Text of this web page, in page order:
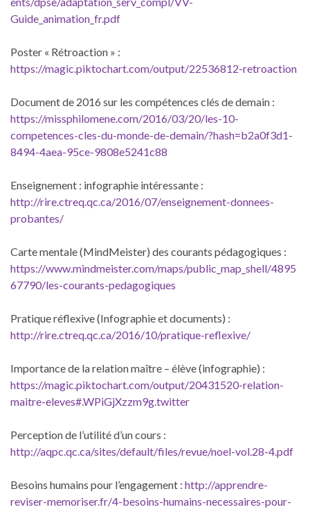
Guide_animation_fr.pdf
Poster « Rétroaction » :
https://magic.piktochart.com/output/22536812-retroaction
Document de 2016 sur les compétences clés de demain :
https://missphilomene.com/2016/03/20/les-10-
competences-cles-du-monde-de-demain/?hash=b2a0f3d1-
8494-4aea-95ce-9808e5241c88
Enseignement : infographie intéressante :
http://rire.ctreq.qc.ca/2016/07/enseignement-donnees-
probantes/
Carte mentale (MindMeister) des courants pédagogiques :
https://www.mindmeister.com/maps/public_map_shell/4895
67790/les-courants-pedagogiques
Pratique réflexive (Infographie et documents) :
http://rire.ctreq.qc.ca/2016/10/pratique-reflexive/
Importance de la relation maître – élève (infographie) :
https://magic.piktochart.com/output/20431520-relation-
maitre-eleves#.WPiGjXzzm9g.twitter
Perception de l’utilité d’un cours :
http://aqpc.qc.ca/sites/default/files/revue/noel-vol.28-4.pdf
Besoins humains pour l’engagement : http://apprendre-
reviser-memoriser.fr/4-besoins-humains-necessaires-pour-